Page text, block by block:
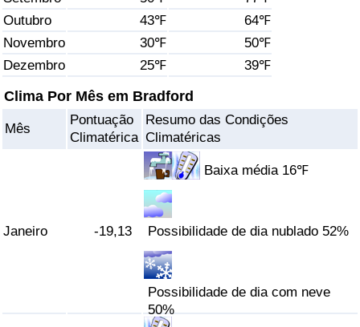
Outubro
43℉
64℉
Novembro
30℉
50℉
Dezembro
25℉ 39℉
Clima Por Mês em Bradford
Mês
Pontuação
Climatérica
Resumo das Condições
Climatéricas
Janeiro -19,13
Baixa média 16℉
Possibilidade de dia nublado 52%
Possibilidade de dia com neve
50%
Saúde
Indicador de Saúde (Atual)
Indicador de Saúde por País
Indicador de Poluição (Atual)
Indicador de Poluição por País